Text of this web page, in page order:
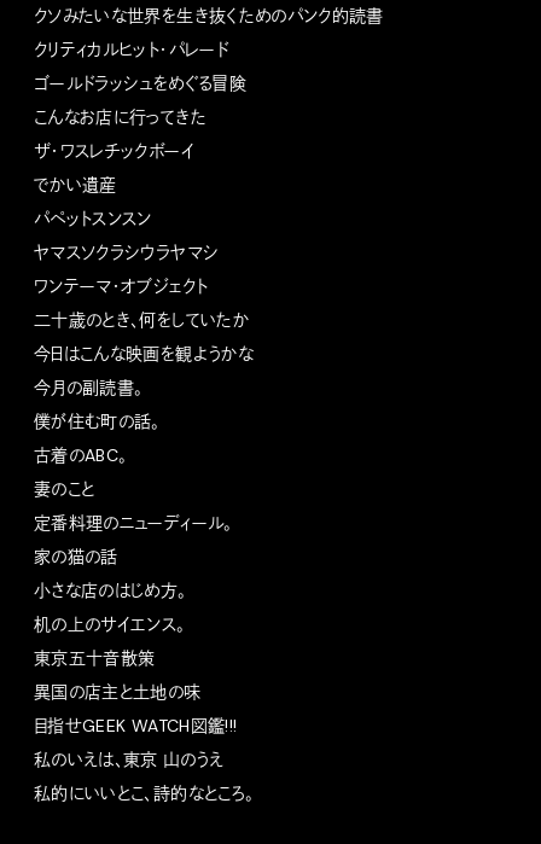
クソみたいな世界を生き抜くためのパンク的読書
クリティカルヒット・パレード
ゴールドラッシュをめぐる冒険
こんなお店に行ってきた
ザ・ワスレチックボーイ
でかい遺産
パペットスンスン
ヤマスソクラシウラヤマシ
ワンテーマ・オブジェクト
二十歳のとき、何をしていたか
今日はこんな映画を観ようかな
今月の副読書。
僕が住む町の話。
古着のABC。
妻のこと
定番料理のニューディール。
家の猫の話
小さな店のはじめ方。
机の上のサイエンス。
東京五十音散策
異国の店主と土地の味
目指せGEEK WATCH図鑑!!!
私のいえは、東京 山のうえ
私的にいいとこ、詩的なところ。